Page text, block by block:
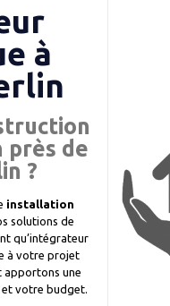
à
près de
?
installation
solutions de
qu’intégrateur
à votre projet
apportons une
et votre budget.